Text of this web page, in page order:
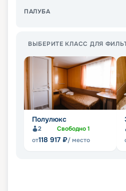
ПАЛУБА
ВЫБЕРИТЕ КЛАСС ДЛЯ
Полулюкс
2 Свободно1
от118 917 ₽/ место